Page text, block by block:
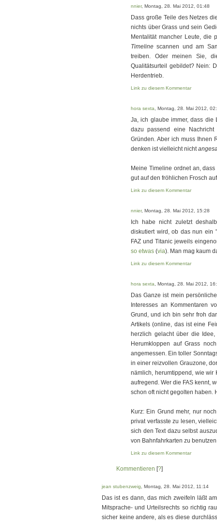
nnier, Montag, 28. Mai 2012, 01:48
Dass große Teile des Netzes
nichts über Grass und sein
Mentalität mancher Leute, die
Timeline scannen und am
treiben. Oder meinen Sie,
Qualitätsurteil gebildet? Nein:
Herdentrieb.
Link zu diesem Kommentar
hora sexta , Montag, 28. Mai 2012,
Ja, ich glaube immer, dass die
dazu passend eine
Gründen. Aber ich muss Ihnen
denken ist vielleicht nicht
Meine Timeline ordnet an,
gut auf den fröhlichen Frosch
Link zu diesem Kommentar
nnier, Montag, 28. Mai 2012, 15:28
Ich habe nicht zuletzt
diskutiert wird, ob das nun ein
FAZ und Titanic jeweils
so etwas (via). Man mag kaum
Link zu diesem Kommentar
hora sexta , Montag, 28. Mai 2012,
Das Ganze ist mein
Interesses an Kommentaren
Grund, und ich bin sehr froh
Artikels (online, das ist eine
herzlich gelacht über die
Herumkloppen auf Grass
angemessen. Ein toller
in einer reizvollen Grauzone,
nämlich, herumtippend, wie wir
aufregend. Wer die FAS kennt,
schon oft nicht gegolten haben.
Kurz: Ein Grund mehr, nur
privat verfasste zu lesen,
sich den Text dazu selbst
von Bahnfahrkarten zu
Link zu diesem Kommentar
Kommentieren [?]
jean stubenzweig , Montag, 28. Mai 2012, 11:14
Das ist es dann, das mich zweifeln läßt
Mitsprache- und Urteilsrechts so richtig
sicher keine andere, als es diese